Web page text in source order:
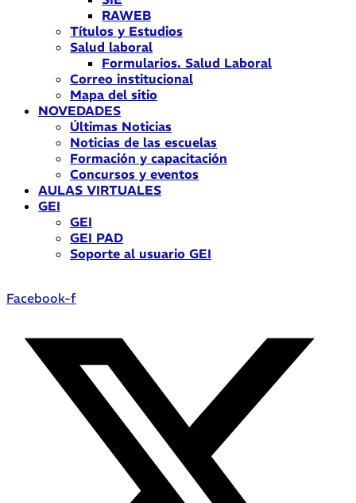
RAWEB
Títulos y Estudios
Salud laboral
Formularios. Salud Laboral
Correo institucional
Mapa del sitio
NOVEDADES
Últimas Noticias
Noticias de las escuelas
Formación y capacitación
Concursos y eventos
AULAS VIRTUALES
GEI
GEI
GEI PAD
Soporte al usuario GEI
Facebook-f